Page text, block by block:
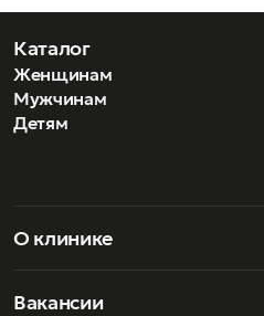
Каталог
Женщинам
Мужчинам
Детям
О клинике
Вакансии